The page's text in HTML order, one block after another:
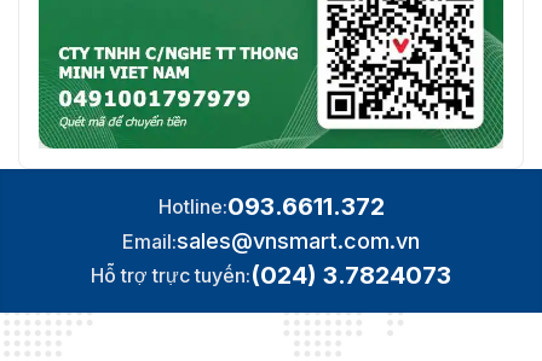
Hotline:093.6611.372
Email:sales@vnsmart.com.vn
Hỗ trợ trực tuyến:(024) 3.7824073